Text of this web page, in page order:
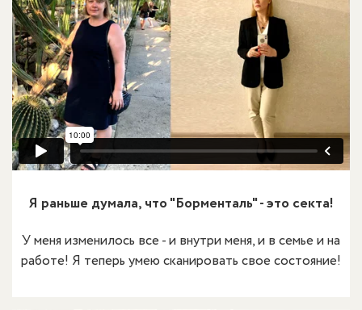
Я раньше думала, что "Борменталь" - это секта!
У меня изменилось все - и внутри меня, и в семье и на
работе! Я теперь умею сканировать свое состояние!